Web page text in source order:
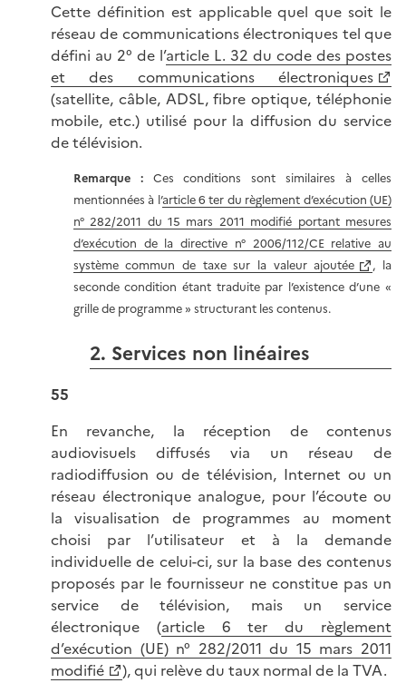
Cette définition est applicable quel que soit le
réseau de communications électroniques tel que
défini au 2° de l’article L. 32 du code des postes
et des communications électroniques
(satellite, câble, ADSL, fibre optique, téléphonie
mobile, etc.) utilisé pour la diffusion du service
de télévision.
Remarque :Ces conditions sont similaires à celles
mentionnées à l’article 6 ter du règlement d’exécution (UE)
n° 282/2011 du 15 mars 2011 modifié portant mesures
d’exécution de la directive n° 2006/112/CE relative au
système commun de taxe sur la valeur ajoutée
, la
seconde condition étant traduite par l’existence d’une «
grille de programme » structurant les contenus.
2. Services non linéaires
55
En revanche, la réception de contenus
audiovisuels diffusés via un réseau de
radiodiffusion ou de télévision, Internet ou un
réseau électronique analogue, pour l’écoute ou
la visualisation de programmes au moment
choisi par l’utilisateur et à la demande
individuelle de celui-ci, sur la base des contenus
proposés par le fournisseur ne constitue pas un
service de télévision, mais un service
électronique (article 6 ter du règlement
d’exécution (UE) n° 282/2011 du 15 mars 2011
modifié
), qui relève du taux normal de la TVA.